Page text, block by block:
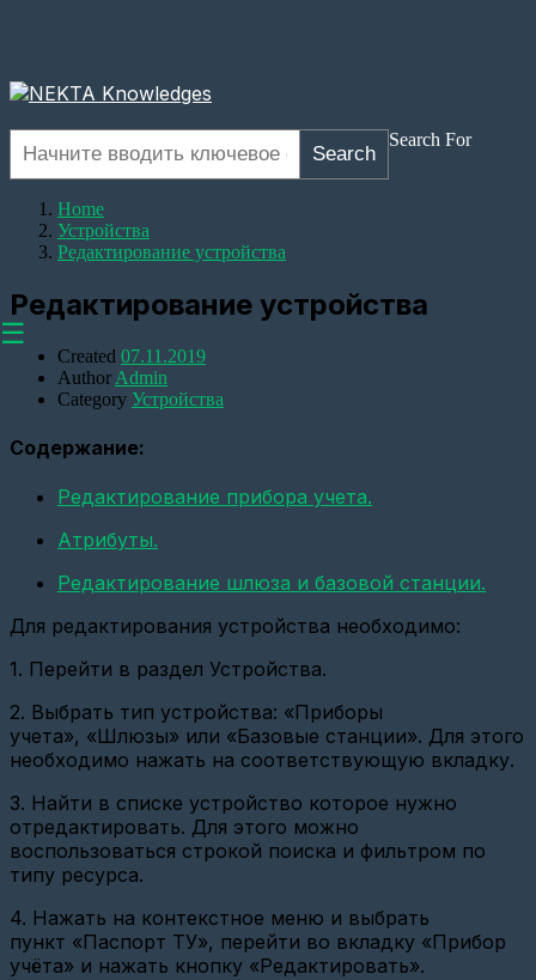
Оборудование
прозрачного
(СИ-13,
и
ATM2-
базовой
Вега
БС-2.2
(Веб-
интерфейс)
Настройка
опроса
по
связи
GPRS
и
☰
Search For
Search
Home
Устройства
Редактирование устройства
Редактирование устройства
Created 07.11.2019
Author Admin
Category Устройства
Содержание:
Редактирование прибора учета.
Атрибуты.
Редактирование шлюза и базовой станции.
Для редактирования устройства необходимо:
1. Перейти в раздел Устройства.
2. Выбрать тип устройства: «Приборы
учета», «Шлюзы» или «Базовые станции». Для этого
необходимо нажать на соответствующую вкладку.
3. Найти в списке устройство которое нужно
отредактировать. Для этого можно
воспользоваться строкой поиска и фильтром по
типу ресурса.
4. Нажать на контекстное меню и выбрать
пункт «Паспорт ТУ», перейти во вкладку «Прибор
учёта» и нажать кнопку «Редактировать».